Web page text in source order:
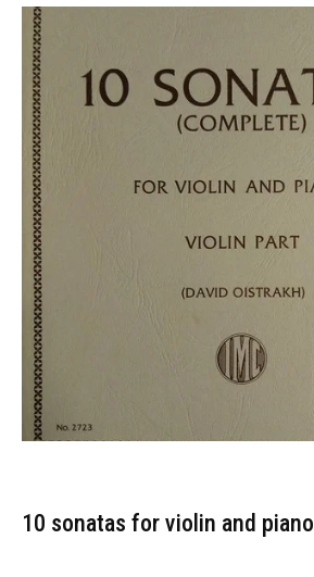
10 sonatas for violin and piano